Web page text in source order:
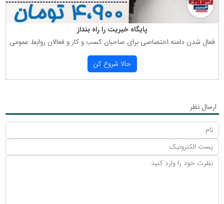
پایگاه خبریت را راه بنداز
فعال شدن دامنه اختصاصی برای صاحبان كسب و كار و فعالان روابط عمومی
حالا شروع كن
ارسال نظر